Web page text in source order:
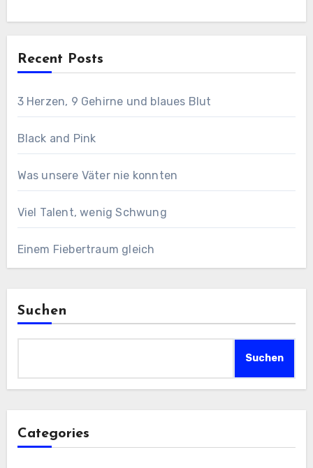
Recent Posts
3 Herzen, 9 Gehirne und blaues Blut
Black and Pink
Was unsere Väter nie konnten
Viel Talent, wenig Schwung
Einem Fiebertraum gleich
Suchen
Suchen
Categories